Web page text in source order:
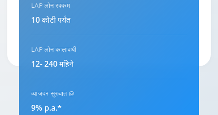
LAP लोन रक्कम
10 कोटी पर्यंत
LAP लोन कालावधी
12- 240 महिने
व्याजदर सुरुवात @
9% p.a.*